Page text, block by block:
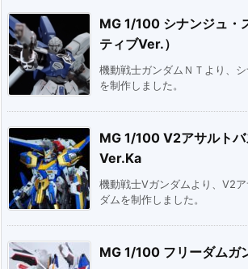
MG 1/100 シナンジュ・
ティブVer.）
機動戦士ガンダムＮＴより、
を制作しました。
MG 1/100 V2アサルトバ
Ver.Ka
機動戦士Vガンダムより、V2
ダムを制作しました。
MG 1/100 フリーダムガ